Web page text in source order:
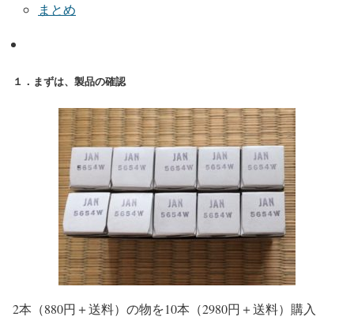
まとめ
１．まずは、製品の確認
2本（880円＋送料）の物を10本（2980円＋送料）購入